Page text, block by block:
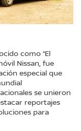
como “El
Nissan, fue
especial que
se unieron
reportajes
para